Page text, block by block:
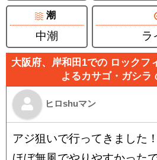
潮
中潮 ラ
大阪府、岸和田1での ロックフ
よるカサゴ・ガシラ
ヒロshuマン
アジ狙いで行ってきました！